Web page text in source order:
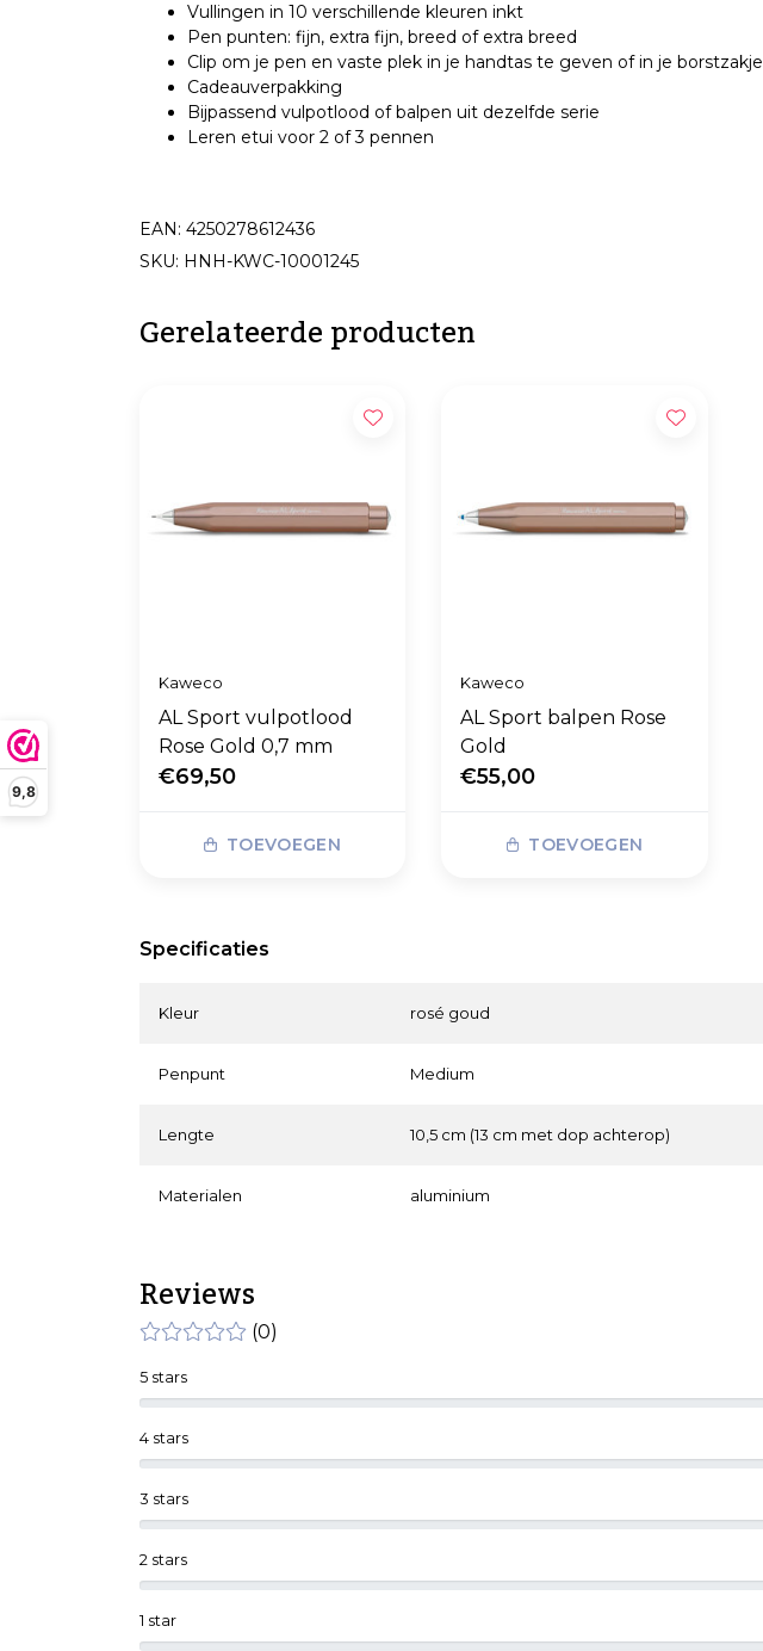
9,8
Vullingen in 10 verschillende kleuren inkt
Pen punten: fijn, extra fijn, breed of extra breed
Clip om je pen en vaste plek in je handtas te geven of in je borstzakje
Cadeauverpakking
Bijpassend vulpotlood of balpen uit dezelfde serie
Leren etui voor 2 of 3 pennen
EAN: 4250278612436
SKU: HNH-KWC-10001245
Specificaties
Kleur rosé goud
Penpunt Medium
Lengte 10,5 cm (13 cm met dop achterop)
Materialen aluminium
Gerelateerde producten
Kaweco
AL Sport vulpotlood
Rose Gold 0,7 mm
€69,50
TOEVOEGEN
Kaweco
AL Sport balpen Rose
Gold
€55,00
TOEVOEGEN
Reviews
(0)
1 star
2 stars
3 stars
4 stars
5 stars